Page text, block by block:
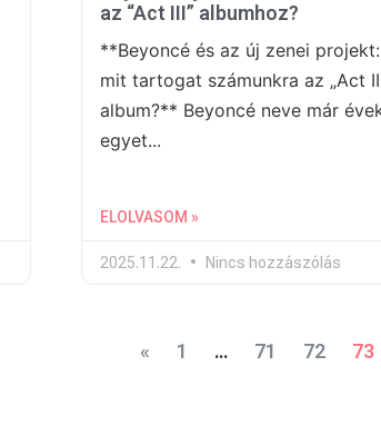
az “Act III” albumhoz?
**Beyoncé és az új zenei
mit tartogat számunkra az „Act
album?** Beyoncé neve már
egyet...
ELOLVASOM »
2025.11.22. Nincs hozzászólás
« 1 … 71 72 73